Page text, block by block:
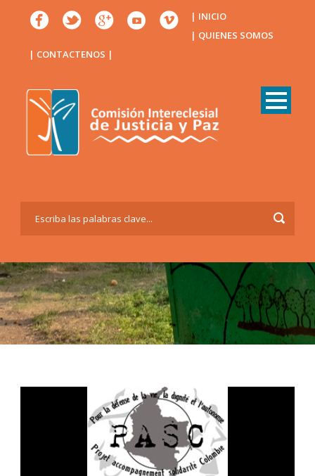
| INICIO
| QUIENES SOMOS
| CONTACTENOS |